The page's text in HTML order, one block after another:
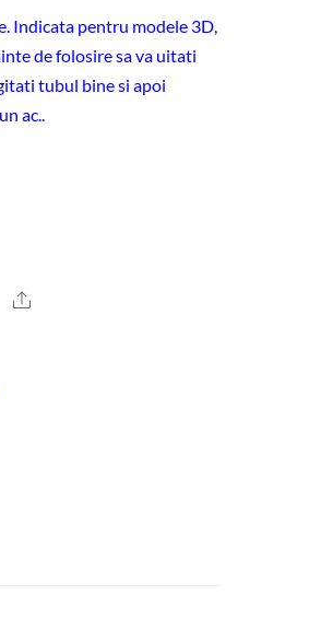
Indicata pentru modele 3D,
de folosire sa va uitati
tubul bine si apoi
ac..
Share